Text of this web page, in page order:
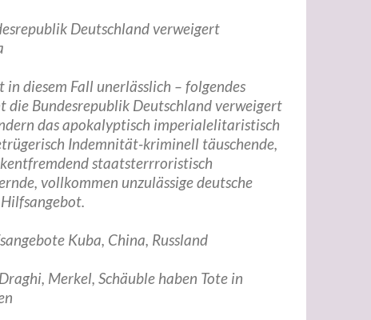
Deutschland verweigert
in diesem Fall unerlässlich – folgendes
die Bundesrepublik Deutschland verweigert
das apokalyptisch imperialelitaristisch
Indemnität-kriminell täuschende,
staatsterrroristisch
vollkommen unzulässige deutsche
Kuba, China, Russland
Merkel, Schäuble haben Tote in